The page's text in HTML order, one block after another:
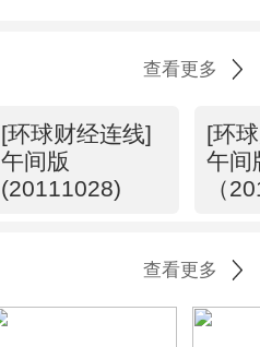
查看更多
[环球财经连线]
午间版
(20111028)
[环
午间
（
查看更多